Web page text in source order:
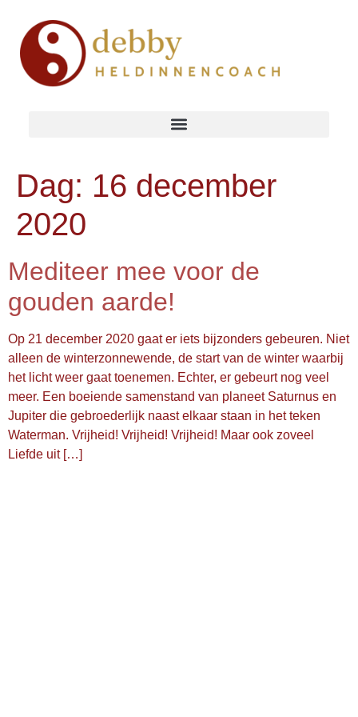
Dag: 16 december
2020
Mediteer mee voor de
gouden aarde!
Op 21 december 2020 gaat er iets bijzonders gebeuren. Niet
alleen de winterzonnewende, de start van de winter waarbij
het licht weer gaat toenemen. Echter, er gebeurt nog veel
meer. Een boeiende samenstand van planeet Saturnus en
Jupiter die gebroederlijk naast elkaar staan in het teken
Waterman. Vrijheid! Vrijheid! Vrijheid! Maar ook zoveel
Liefde uit […]